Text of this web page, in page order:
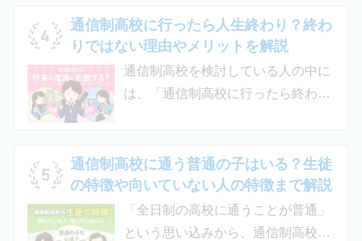
格実績を豊富にもつ学校もありま
す。
め、サポート校のみでは高卒資格を
取得できません。 ただし、個別の学
習指導やスクールカウンセラーによ
る生活面での相談など手厚い支援が
でしょう。 この記事では、サポート
校の特徴や通信制高校との違い、メ
リット・デメリットについて解説し
ます。
通信制高校に行ったら人生終わり？終わ
りではない理由やメリットを解説
通信制高校を検討している人の中に
は、「通信制高校に行ったら終わ
がある人もいるのではないでしょう
か。 結論から言うと、通信制高校に
行ったからといって「人生終了」で
は決してありません。通信制高校で
通信制高校に通う普通の子はいる？生徒
の特徴や向いていない人の特徴まで解説
「全日制の高校に通うことが普通」
という思い込みから、通信制高校へ